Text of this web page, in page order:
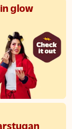
glow